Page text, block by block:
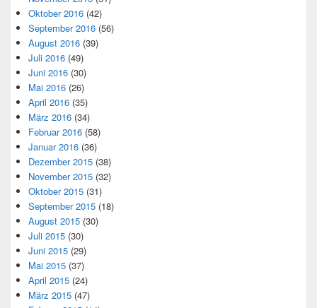
Oktober 2016 (42)
September 2016 (56)
August 2016 (39)
Juli 2016 (49)
Juni 2016 (30)
Mai 2016 (26)
April 2016 (35)
März 2016 (34)
Februar 2016 (58)
Januar 2016 (36)
Dezember 2015 (38)
November 2015 (32)
Oktober 2015 (31)
September 2015 (18)
August 2015 (30)
Juli 2015 (30)
Juni 2015 (29)
Mai 2015 (37)
April 2015 (24)
März 2015 (47)